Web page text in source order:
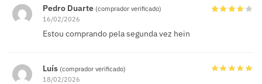
Pedro Duarte (comprador verificado)
16/02/2026
Estou comprando pela segunda vez hein
Luís (comprador verificado)
18/02/2026